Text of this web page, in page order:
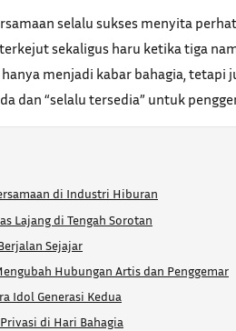
selalu sukses menyita
sekaligus haru ketika tiga
menjadi kabar bahagia,
dan “selalu tersedia” untuk
di Industri Hiburan
Lajang di Tengah Sorotan
Sejajar
Hubungan Artis dan Penggemar
Idol Generasi Kedua
di Hari Bahagia